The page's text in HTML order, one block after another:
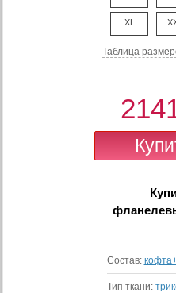
XL
Таблица
Состав:
Тип ткани: